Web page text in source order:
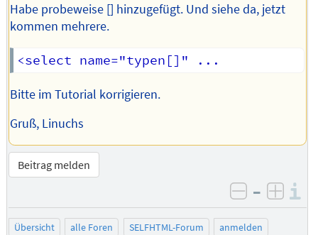
Habe probeweise [] hinzugefügt. Und siehe da, jetzt
kommen mehrere.
Bitte im Tutorial korrigieren.
Gruß, Linuchs
Beitrag melden
negativ
–
Übersicht alle Foren SELFHTML-Forum
anmelden